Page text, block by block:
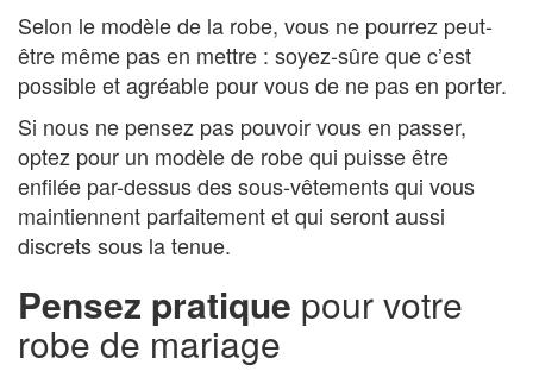
Selon le modèle de la robe, vous ne pourrez peut-
être même pas en mettre : soyez-sûre que c’est
possible et agréable pour vous de ne pas en porter.
Si nous ne pensez pas pouvoir vous en passer,
optez pour un modèle de robe qui puisse être
enfilée par-dessus des sous-vêtements qui vous
maintiennent parfaitement et qui seront aussi
discrets sous la tenue.
Pensez pratique pour votre
robe de mariage